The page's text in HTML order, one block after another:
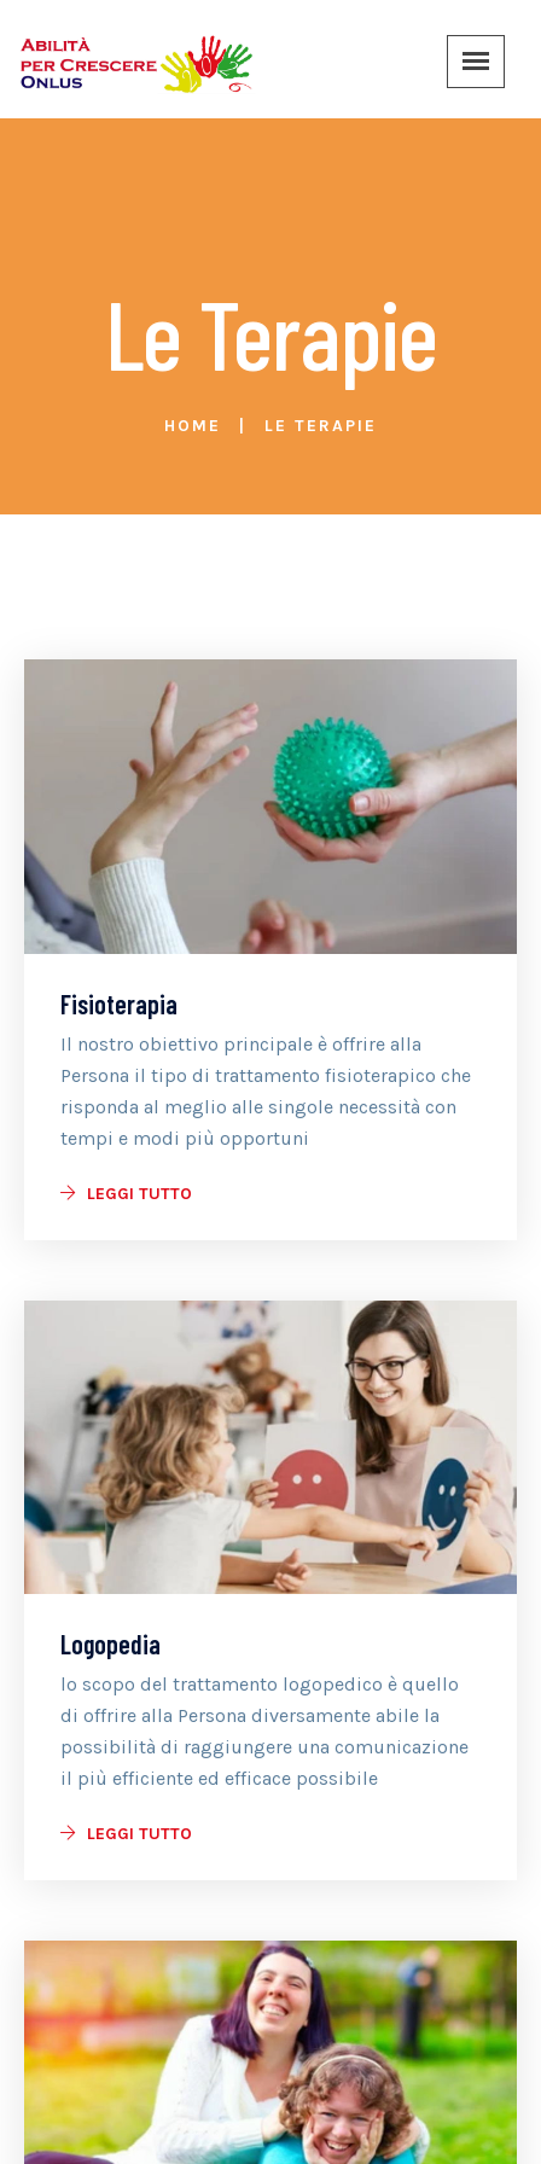
Le Terapie
HOME LE TERAPIE
Fisioterapia
Il nostro obiettivo principale è offrire alla
Persona il tipo di trattamento fisioterapico che
risponda al meglio alle singole necessità con
tempi e modi più opportuni
LEGGI TUTTO
Logopedia
lo scopo del trattamento logopedico è quello
di offrire alla Persona diversamente abile la
possibilità di raggiungere una comunicazione
il più efficiente ed efficace possibile
LEGGI TUTTO